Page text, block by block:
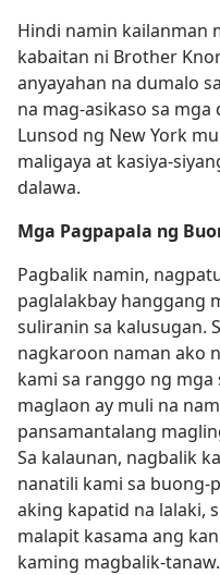
Hindi namin kailanman
kabaitan ni Brother
anyayahan na dumalo
na mag-asikaso sa
Lunsod ng New York
maligaya at kasiya-
dalawa.
Mga Pagpapala ng
Pagbalik namin,
paglalakbay hanggang
suliranin sa kalusugan.
nagkaroon naman ako
kami sa ranggo ng
maglaon ay muli na
pansamantalang
Sa kalaunan, nagbalik
nanatili kami sa buong-
aking kapatid na lalaki,
malapit kasama ang
kaming magbalik-tanaw.